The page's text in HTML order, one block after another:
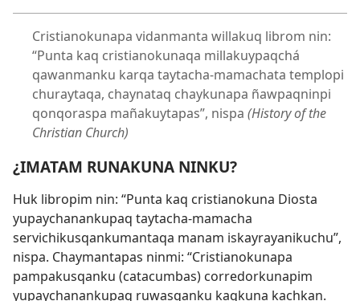
Cristianokunapa vidanmanta willakuq librom nin:
“Punta kaq cristianokunaqa millakuypaqchá
qawanmanku karqa taytacha-mamachata templopi
churaytaqa, chaynataq chaykunapa ñawpaqninpi
qonqoraspa mañakuytapas”, nispa (History of the
Christian Church)
¿IMATAM RUNAKUNA NINKU?
Huk libropim nin: “Punta kaq cristianokuna Diosta
yupaychanankupaq taytacha-mamacha
servichikusqankumantaqa manam iskayrayanikuchu”,
nispa. Chaymantapas ninmi: “Cristianokunapa
pampakusqanku (catacumbas) corredorkunapim
yupaychanankupaq ruwasqanku kaqkuna kachkan.